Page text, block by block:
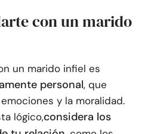
con un marido
un marido infiel es
personal, que
y la moralidad.
lógico,considera los